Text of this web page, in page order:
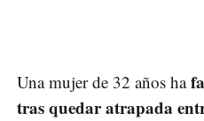
Una mujer de 32 años ha
tras quedar atrapada